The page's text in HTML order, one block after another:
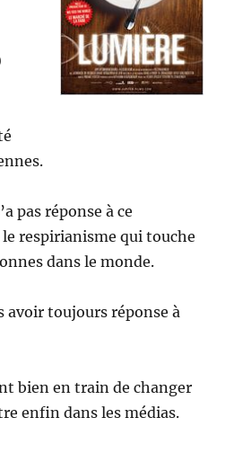
pas réponse à ce
respirianisme qui touche
dans le monde.
avoir toujours réponse à
bien en train de changer
enfin dans les médias.